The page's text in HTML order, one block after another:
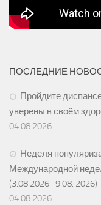
ПОСЛЕДНИЕ
Пройдите
уверены в своём
04.08.2026
Неделя
Международной
(3.08.2026–9.08. 2026)
04.08.2026